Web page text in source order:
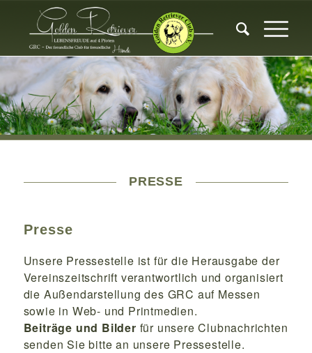
PRESSE
Presse
Unsere Pressestelle ist für die Herausgabe der
Vereinszeitschrift verantwortlich und organisiert
die Außendarstellung des GRC auf Messen
sowie in Web- und Printmedien.
Beiträge und Bilder für unsere Clubnachrichten
senden Sie bitte an unsere Pressestelle.